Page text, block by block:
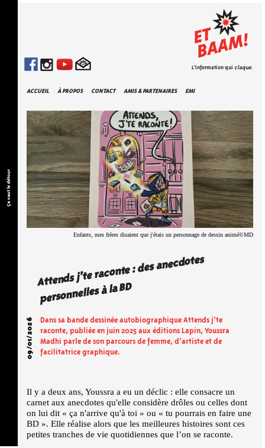
Ça vaut le détour
ACCUEIL À PROPOS CONTACT AMIS & PARTENAIRES EMI
L'information qui claque.
Enfants, mes frères disaient que j'étais un personnage de dessin animé©MD
Attends j’te raconte : des anecdotes
personnelles à la BD
09/01/2026 Dans sa bande dessinée autobiographique Attends j’te
raconte, publiée en juin 2025 aux éditions Lapin, Youssra
Madhi parle de son parcours de femme, d’artiste et de
facilitatrice graphique.
Il y a deux ans, Youssra a eu un déclic : elle consacre un
carnet aux anecdotes qu'elle considère drôles ou celles dont
on lui dit « ça n'arrive qu'à toi » ou « tu pourrais en faire une
BD ». Elle réalise alors que les meilleures histoires sont ces
petites tranches de vie quotidiennes que l’on se raconte.